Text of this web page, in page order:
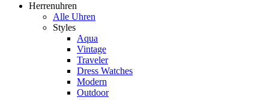
Herrenuhren
Alle Uhren
Styles
Aqua
Vintage
Traveler
Dress Watches
Modern
Outdoor